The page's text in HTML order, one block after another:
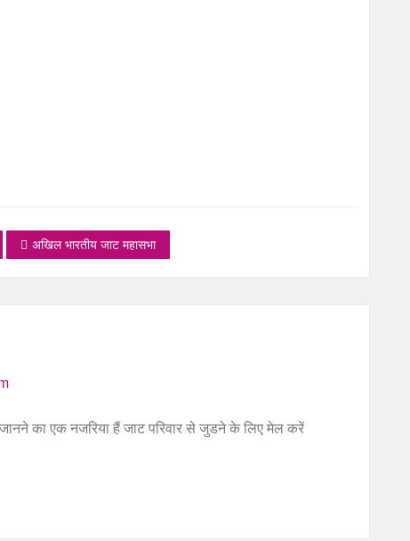
अखिल भारतीय जाट महासभा
का एक नजरिया हैं जाट परिवार से जुडने के लिए मेल करें